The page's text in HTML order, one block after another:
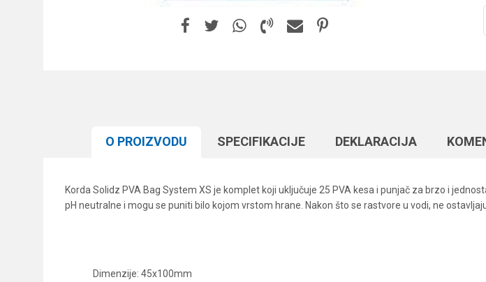
O PROIZVODU SPECIFIKACIJЕ DEKLARACIJA
Korda Solidz PVA Bag System XS je komplet koji uključuje 25 PVA kesa i punjač za brzo i
pH neutralne i mogu se puniti bilo kojom vrstom hrane. Nakon što se rastvore u vodi, ne
Dimenzije: 45x100mm